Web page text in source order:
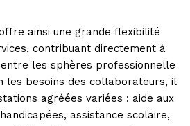
ainsi une grande flexibilité
contribuant directement à
les sphères professionnelle
les besoins des collaborateurs, il
agréées variées : aide aux
assistance scolaire,